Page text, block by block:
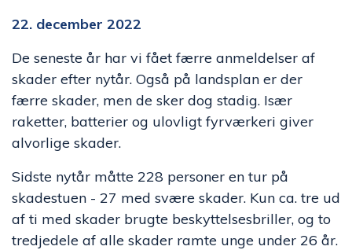
22. december 2022
De seneste år har vi fået færre anmeldelser af
skader efter nytår. Også på landsplan er der
færre skader, men de sker dog stadig. Især
raketter, batterier og ulovligt fyrværkeri giver
alvorlige skader.
Sidste nytår måtte 228 personer en tur på
skadestuen - 27 med svære skader. Kun ca. tre ud
af ti med skader brugte beskyttelsesbriller, og to
tredjedele af alle skader ramte unge under 26 år.